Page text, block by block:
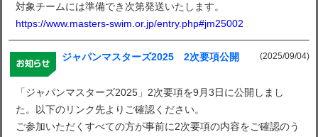
対象チームには準備でき次第発送いたします。
https://www.masters-swim.or.jp/entry.php#jm25002
(2025/09/04)
ジャパンマスターズ2025 2次要項公開
「ジャパンマスターズ2025」2次要項を9月3日に公開しまし
た。以下のリンク先よりご確認ください。
ご参加いただくすべての方が事前に2次要項の内容をご確認のう